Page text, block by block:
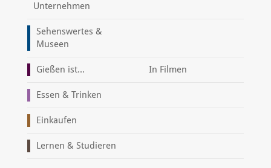
Unternehmen
Sehenswertes &
Museen
Gießen ist... In Filmen
Essen & Trinken
Einkaufen
Lernen & Studieren